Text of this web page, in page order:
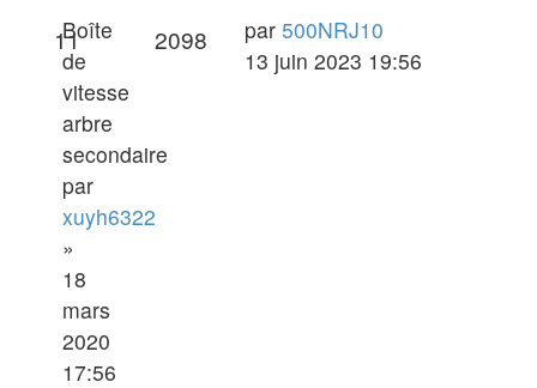
Boîte
de
vitesse
arbre
secondaire
par
xuyh6322
»
18
mars
2020
17:56
11Réponses
2098 VuesDernier
message
par 500NRJ10
13 juin 2023 19:56